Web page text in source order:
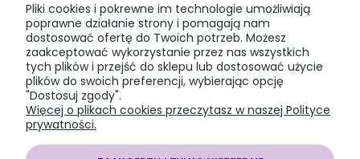
PŁATNOŚCI I DOSTAWA
INFORMACJE
O NAS
Pliki cookies i pokrewne im technologie umożliwiają
poprawne działanie strony i pomagają nam
dostosować ofertę do Twoich potrzeb. Możesz
zaakceptować wykorzystanie przez nas wszystkich
tych plików i przejść do sklepu lub dostosować użycie
plików do swoich preferencji, wybierając opcję
"Dostosuj zgody".
Więcej o plikach cookies przeczytasz w naszej Polityce
prywatności.